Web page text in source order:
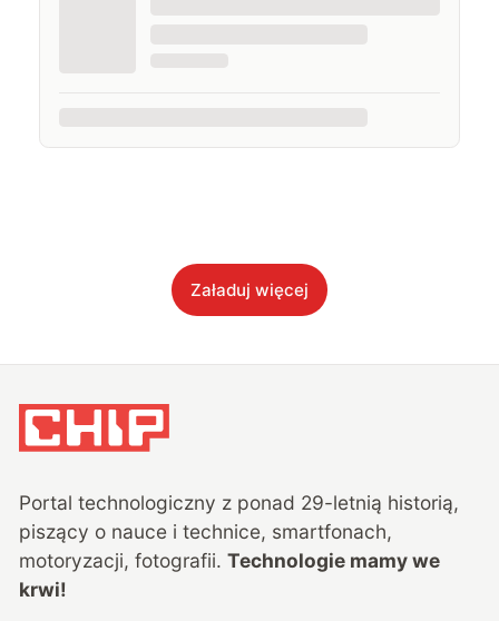
Załaduj więcej
Portal technologiczny z ponad 29-letnią historią,
piszący o nauce i technice, smartfonach,
motoryzacji, fotografii. Technologie mamy we
krwi!